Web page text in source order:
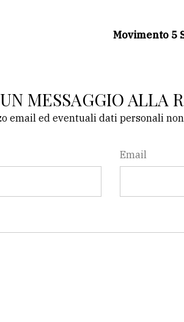
Movimento 5
MESSAGGIO ALLA
email ed eventuali dati personali
Email